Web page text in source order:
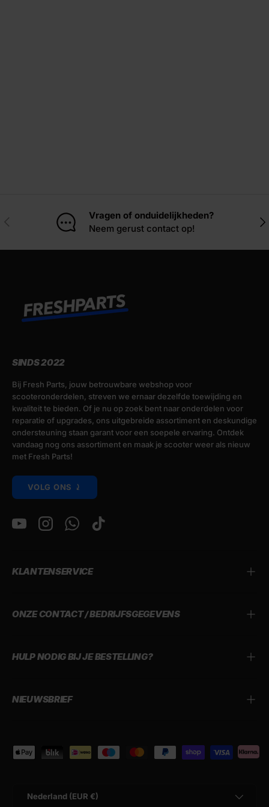
Vorige
Vragen of onduidelijkheden?
Neem gerust contact op!
SINDS 2022
Bij Fresh Parts, jouw betrouwbare webshop voor
scooteronderdelen, streven we ernaar dezelfde toewijding en
kwaliteit te bieden. Of je nu op zoek bent naar onderdelen voor
reparatie of upgrades, ons uitgebreide assortiment en deskundige
ondersteuning staan garant voor een soepele ervaring. Ontdek
vandaag nog ons assortiment en maak je scooter weer als nieuw
met Fresh Parts!
VOLG ONS ⤸
YouTubeInstagramWhatsAppTikTok
KLANTENSERVICE
ONZE CONTACT / BEDRIJFSGEGEVENS
HULP NODIG BIJ JE BESTELLING?
NIEUWSBRIEF
Geaccepteerde betaalmethoden
Nederland (EUR €)